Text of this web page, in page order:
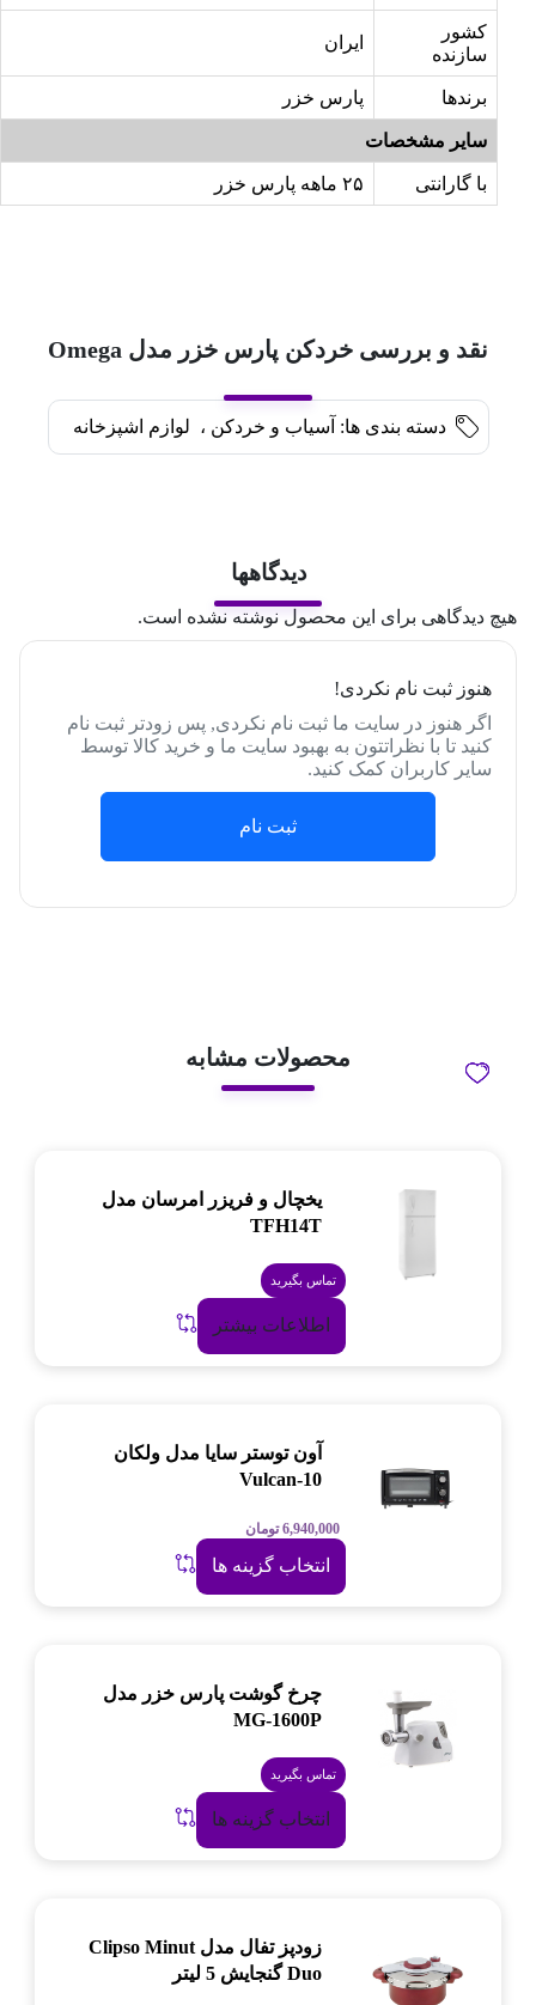
کشور
سازنده
ایران
برندها پارس خزر
سایر مشخصات
با گارانتی ۲۵ ماهه پارس خزر
نقد و بررسی خردکن پارس خزر مدل Omega
دسته بندی ها: آسیاب و خردکن ، لوازم اشپزخانه
دیدگاهها
هیچ دیدگاهی برای این محصول نوشته نشده است.
هنوز ثبت نام نکردی!
اگر هنوز در سایت ما ثبت نام نکردی, پس زودتر ثبت نام
کنید تا با نظراتتون به بهبود سایت ما و خرید کالا توسط
سایر کاربران کمک کنید.
ثبت نام
محصولات مشابه
یخچال و فریزر امرسان مدل
TFH14T
تماس بگیرید
اطلاعات بیشتر
آون توستر سایا مدل ولکان
Vulcan-10
6,940,000 تومان
انتخاب گزینه ها
چرخ گوشت پارس خزر مدل
MG-1600P
تماس بگیرید
انتخاب گزینه ها
زودپز تفال مدل Clipso Minut
Duo گنجایش 5 لیتر